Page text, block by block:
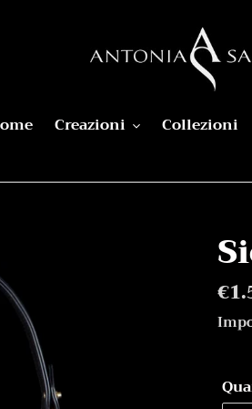
Creazioni Collezioni
di